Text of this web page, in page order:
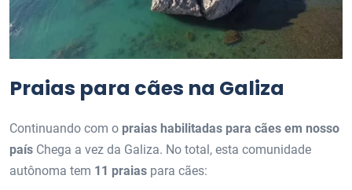
Praias para cães na Galiza
Continuando com o praias habilitadas para cães em nosso
país Chega a vez da Galiza. No total, esta comunidade
autônoma tem 11 praias para cães: